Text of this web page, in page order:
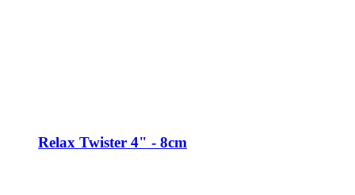
Relax Twister 4" - 8cm